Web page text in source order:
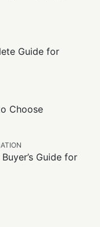
Guide for
Choose
Guide for